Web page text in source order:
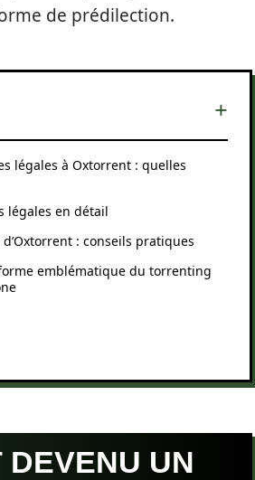
de prédilection.
légales à Oxtorrent : quelles
légales en détail
: conseils pratiques
emblématique du torrenting
DEVENU UN